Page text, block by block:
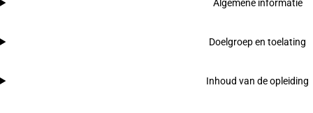
Algemene informatie
Doelgroep en toelating
Inhoud van de opleiding